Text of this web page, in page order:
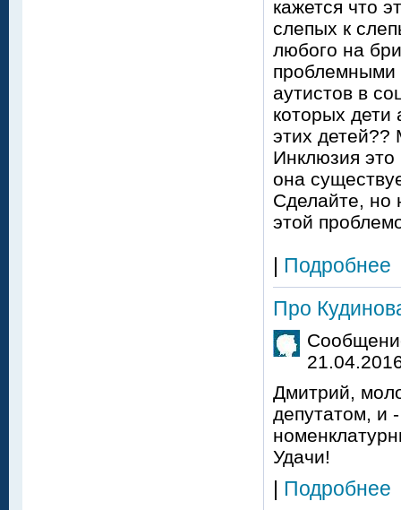
кажется что
слепых к
любого на
проблемными
аутистов в
которых дети
этих
Инклюзия это
она
Сделайте, но
этой
| Подробнее
Про
Дмитрий,
депутатом, и
Удачи!
| Подробнее